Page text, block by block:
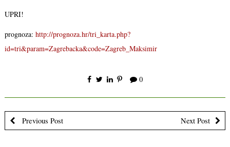
UPRI!
prognoza: http://prognoza.hr/tri_karta.php?
id=tri&param=Zagrebacka&code=Zagreb_Maksimir
0
Previous Post Next Post